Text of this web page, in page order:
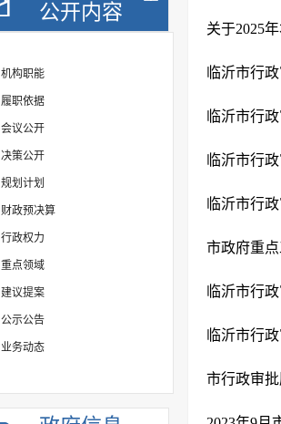
公开内容
机构职能
履职依据
会议公开
决策公开
规划计划
财政预决算
行政权力
重点领域
建议提案
公示公告
业务动态
关于2025
临沂市行
临沂市行
临沂市行
临沂市行
市政府重
临沂市行
临沂市行
市行政审